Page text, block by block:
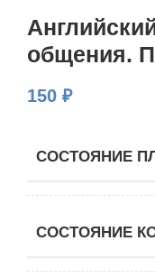
общения.
150 ₽
СОСТОЯНИЕ
СОСТОЯНИЕ